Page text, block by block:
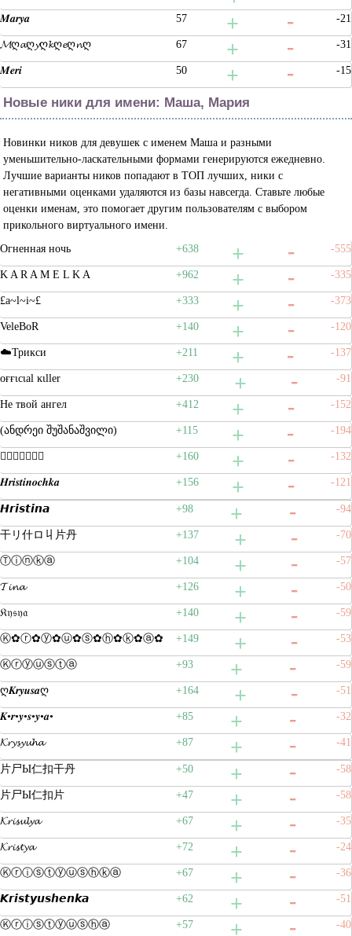
𝑴𝒂𝒓𝒚𝒂 57 -21
𝓜ღ𝓪ღ𝔂ღ𝓴ღ𝓮ღ𝓷ღ 67 -31
𝑴𝒆𝒓𝒊 50 -15
Новые ники для имени: Маша, Мария
Новинки ников для девушек с именем Маша и разными
уменьшительно-ласкательными формами генерируются ежедневно.
Лучшие варианты ников попадают в ТОП лучших, ники с
негативными оценками удаляются из базы навсегда. Ставьте любые
оценки именам, это помогает другим пользователям с выбором
прикольного виртуального имени.
Огненная ночь
+638 -555
K A R A M E L K A +962 -335
£a~l~i~£ +333 -373
VeleBoR +140 -120
☁️Трикси +211 -137
oғғιcιal ĸιller +230 -91
Не твой ангел +412 -152
(ანდრეი შუშანაშვილი) +115 -194
𝔋𝔯𝔦𝔰𝔱𝔶𝔞 +160 -132
𝑯𝒓𝒊𝒔𝒕𝒊𝒏𝒐𝒄𝒉𝒌𝒂 +156 -121
𝙃𝙧𝙞𝙨𝙩𝙞𝙣𝙖 +98 -94
干リ什ロ丩片丹 +137 -70
Ⓣⓘⓝⓚⓐ +104 -57
𝓣𝓲𝓷𝓪 +126 -50
𝔎𝔶𝔰𝔶𝔞 +140 -59
Ⓚ✿ⓡ✿ⓨ✿ⓤ✿ⓢ✿ⓗ✿ⓚ✿ⓐ✿ +149 -53
Ⓚⓡⓨⓤⓢⓣⓐ +93 -59
ღ𝑲𝒓𝒚𝒖𝒔𝒂ღ +164 -51
𝑲•𝒓•𝒚•𝒔•𝒚•𝒂• +85 -32
𝓚𝓻𝔂𝓼𝔂𝓾𝓱𝓪 +87 -41
片尸Ы仁扣干丹 +50 -58
片尸Ы仁扣片 +47 -58
𝓚𝓻𝓲𝓼𝓾𝓵𝔂𝓪 +67 -35
𝓚𝓻𝓲𝓼𝓽𝔂𝓪 +72 -24
Ⓚⓡⓘⓢⓣⓨⓤⓢⓗⓚⓐ +67 -36
𝙆𝙧𝙞𝙨𝙩𝙮𝙪𝙨𝙝𝙚𝙣𝙠𝙖 +62 -51
Ⓚⓡⓘⓢⓣⓨⓤⓢⓗⓐ +57 -40